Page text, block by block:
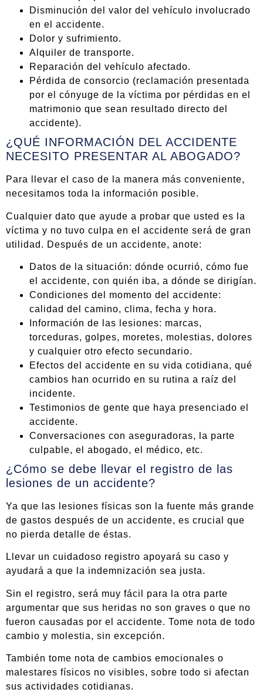
Disminución del valor del vehículo involucrado
en el accidente.
Dolor y sufrimiento.
Alquiler de transporte.
Reparación del vehículo afectado.
Pérdida de consorcio (reclamación presentada
por el cónyuge de la víctima por pérdidas en el
matrimonio que sean resultado directo del
accidente).
¿QUÉ INFORMACIÓN DEL ACCIDENTE
NECESITO PRESENTAR AL ABOGADO?
Para llevar el caso de la manera más conveniente,
necesitamos toda la información posible.
Cualquier dato que ayude a probar que usted es la
víctima y no tuvo culpa en el accidente será de gran
utilidad. Después de un accidente, anote:
Datos de la situación: dónde ocurrió, cómo fue
el accidente, con quién iba, a dónde se dirigían.
Condiciones del momento del accidente:
calidad del camino, clima, fecha y hora.
Información de las lesiones: marcas,
torceduras, golpes, moretes, molestias, dolores
y cualquier otro efecto secundario.
Efectos del accidente en su vida cotidiana, qué
cambios han ocurrido en su rutina a raíz del
incidente.
Testimonios de gente que haya presenciado el
accidente.
Conversaciones con aseguradoras, la parte
culpable, el abogado, el médico, etc.
¿Cómo se debe llevar el registro de las
lesiones de un accidente?
Ya que las lesiones físicas son la fuente más grande
de gastos después de un accidente, es crucial que
no pierda detalle de éstas.
Llevar un cuidadoso registro apoyará su caso y
ayudará a que la indemnización sea justa.
Sin el registro, será muy fácil para la otra parte
argumentar que sus heridas no son graves o que no
fueron causadas por el accidente. Tome nota de todo
cambio y molestia, sin excepción.
También tome nota de cambios emocionales o
malestares físicos no visibles, sobre todo si afectan
sus actividades cotidianas.